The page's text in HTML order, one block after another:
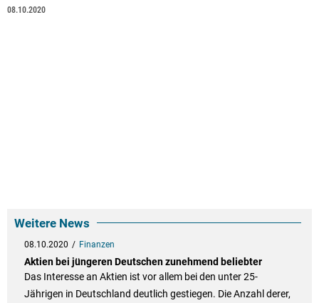
08.10.2020
Weitere News
08.10.2020 Finanzen
Aktien bei jüngeren Deutschen zunehmend beliebter
Das Interesse an Aktien ist vor allem bei den unter 25-
Jährigen in Deutschland deutlich gestiegen. Die Anzahl derer,